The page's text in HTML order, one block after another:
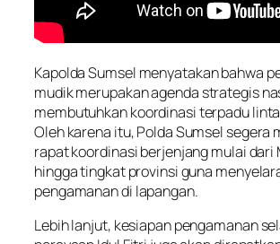
Kapolda Sumsel menyatakan bahwa
mudik merupakan agenda strategis
membutuhkan koordinasi terpadu
Oleh karena itu, Polda Sumsel segera
rapat koordinasi berjenjang mulai dari
hingga tingkat provinsi guna
pengamanan di lapangan.
Lebih lanjut, kesiapan pengamanan